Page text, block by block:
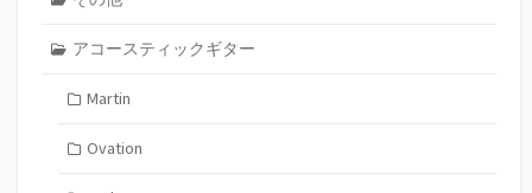
アコースティックギター
Martin
Ovation